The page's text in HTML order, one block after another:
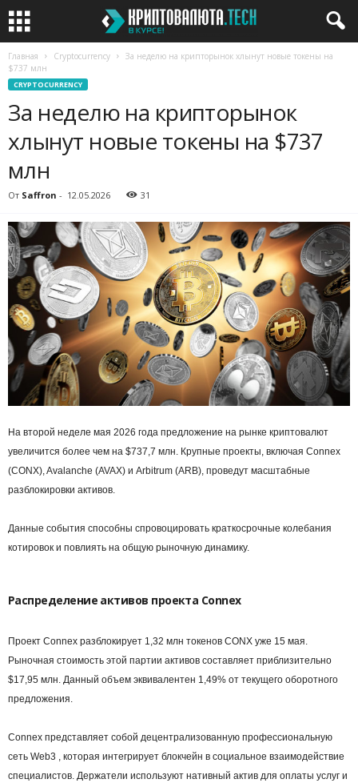
Главная Cryptocurrency
За неделю на крипторынок хлынут новые токены на
$737 млн
CRYPTOCURRENCY
За неделю на крипторынок
хлынут новые токены на $737
млн
От Saffron - 12.05.2026 31
На второй неделе мая 2026 года предложение на рынке криптовалют
увеличится более чем на $737,7 млн. Крупные проекты, включая Connex
(CONX), Avalanche (AVAX) и Arbitrum (ARB), проведут масштабные
разблокировки активов.
Данные события способны спровоцировать краткосрочные колебания
котировок и повлиять на общую рыночную динамику.
Распределение активов проекта Connex
Проект Connex разблокирует 1,32 млн токенов CONX уже 15 мая.
Рыночная стоимость этой партии активов составляет приблизительно
$17,95 млн. Данный объем эквивалентен 1,49% от текущего оборотного
предложения.
Connex представляет собой децентрализованную профессиональную
сеть Web3 , которая интегрирует блокчейн в социальное взаимодействие
специалистов. Держатели используют нативный актив для оплаты услуг и